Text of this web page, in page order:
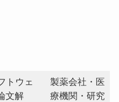
トウェ
文解
製薬会社・医
療機関・研究